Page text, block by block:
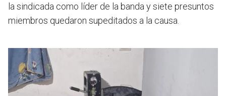
la sindicada como líder de la banda y siete presuntos
miembros quedaron supeditados a la causa.